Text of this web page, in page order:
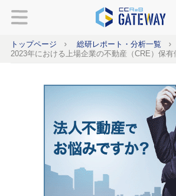
トップページ 総研レポート・分析一覧
2023年における上場企業の不動産（CRE）保